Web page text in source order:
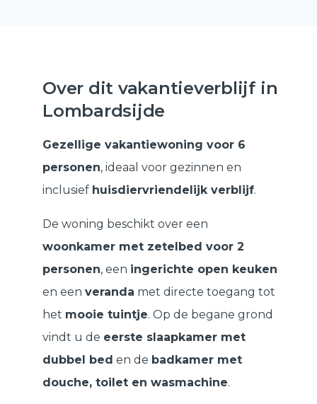
Over dit vakantieverblijf in
Lombardsijde
Gezellige vakantiewoning voor 6
personen, ideaal voor gezinnen en
inclusief huisdiervriendelijk verblijf.
De woning beschikt over een
woonkamer met zetelbed voor 2
personen, een ingerichte open keuken
en een veranda met directe toegang tot
het mooie tuintje. Op de begane grond
vindt u de eerste slaapkamer met
dubbel bed en de badkamer met
douche, toilet en wasmachine.